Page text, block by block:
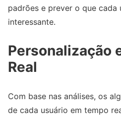
padrões e prever o que cada
interessante.
Personalização
Real
Com base nas análises, os
de cada usuário em tempo